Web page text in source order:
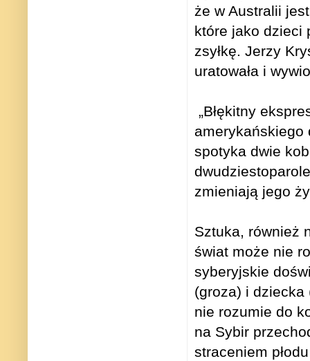
że w Australii
które jako dzieci
zsyłkę. Jerzy
uratowała i
„Błękitny
amerykańskiego
spotyka dwie
zmieniają jego
Sztuka, również
świat może nie
syberyjskie
(groza) i dziecka
nie rozumie do
na Sybir
straceniem